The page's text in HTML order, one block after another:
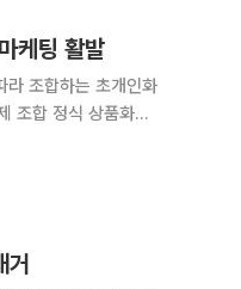
케팅 활발
라 조합하는 초개인화
조합 정식 상품화로